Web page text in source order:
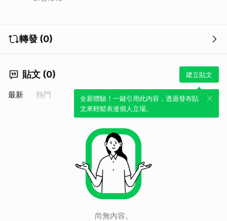
有完善的生活配套設施，更吸引了多組買家競相加價搶購。當地的基礎建
轉發 (0)
貼文 (0) 建立貼文
全新體驗！一鍵引用此內容，透過發布貼
文來輕鬆表達個人立場。
最新 熱門
尚無內容。